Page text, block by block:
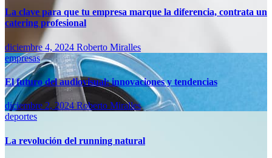
La clave para que tu empresa marque la diferencia, contrata un
catering profesional
diciembre 4, 2024 Roberto Miralles
empresas
El futuro del audiovisual: innovaciones y tendencias
diciembre 2, 2024Roberto Miralles
deportes
La revolución del running natural